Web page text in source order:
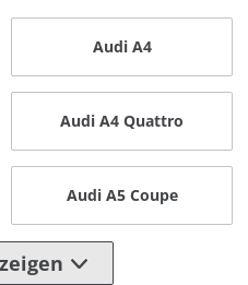
Audi A4
Audi A4 Quattro
Audi A5 Coupe